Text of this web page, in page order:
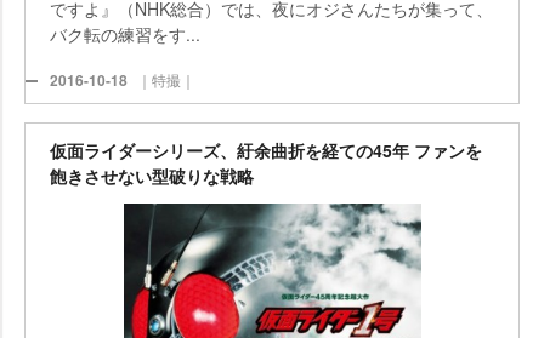
ですよ』（NHK総合）では、夜にオジさんたちが集って、
バク転の練習をす...
2016-10-18 ｜特撮｜
仮面ライダーシリーズ、紆余曲折を経ての45年 ファンを
飽きさせない型破りな戦略